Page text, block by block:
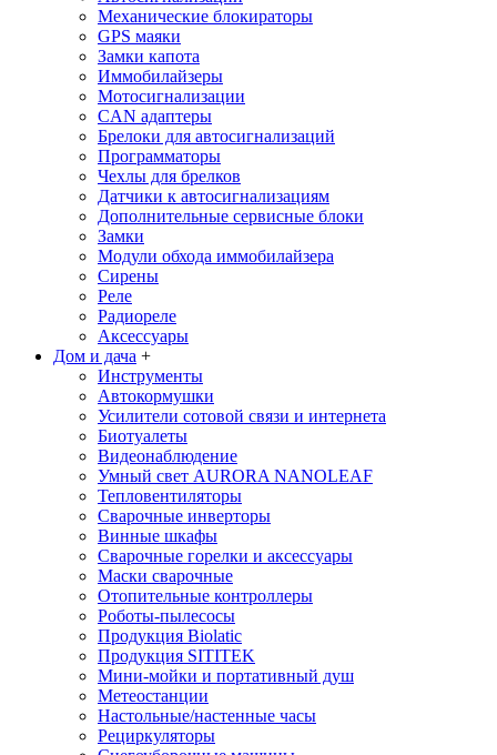
Механические блoкираторы
GPS маяки
Замки капота
Иммобилайзеры
Мотосигнализации
CAN адаптеры
Брелоки для автосигнализаций
Программаторы
Чехлы для брелков
Датчики к автосигнализациям
Дополнительные сервисные блоки
Замки
Модули обхода иммобилайзера
Сирены
Реле
Радиореле
Аксессуары
Дом и дача +
Инструменты
Автокормушки
Усилители сотовой связи и интернета
Биотуалеты
Видеонаблюдение
Умный свет AURORA NANOLEAF
Тепловентиляторы
Сварочные инверторы
Винные шкафы
Сварочные горелки и аксессуары
Маски сварочные
Отопительные контроллеры
Роботы-пылесосы
Продукция Biolatic
Продукция SITITEK
Мини-мойки и портативный душ
Метеостанции
Настольные/настенные часы
Рециркуляторы